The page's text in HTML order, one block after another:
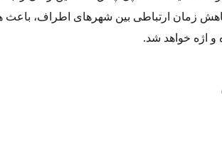
زمان ارتباطی بین شهرهای اطراف، باعث
و اژه خواهد شد.